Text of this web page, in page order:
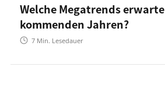
Welche Megatrends
kommenden Jahren?
7 Min. Lesedauer